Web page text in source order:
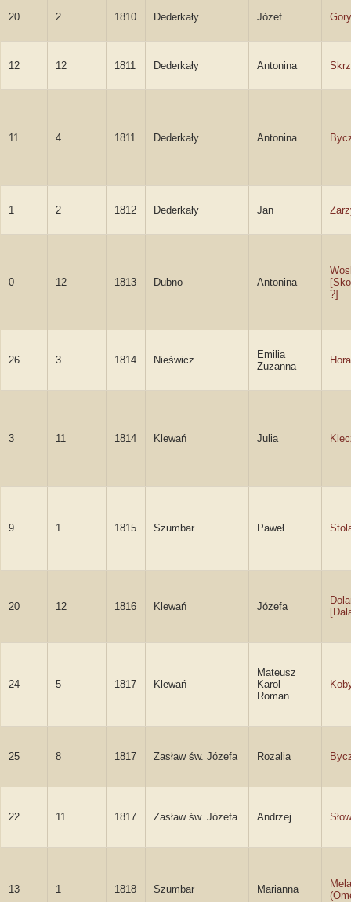
20 2 1810 Dederkały Józef
12 12 1811 Dederkały Antonina
11 4 1811 Dederkały Antonina
1 2 1812 Dederkały Jan
0 12 1813 Dubno Antonina
?]
26 3 1814 Nieświcz
Emilia
Zuzanna
3 11 1814 Klewań Julia
9 1 1815 Szumbar Paweł
20 12 1816 Klewań Józefa
24 5 1817 Klewań
Mateusz
Karol
Roman
25 8 1817 Zasław św. Józefa Rozalia
22 11 1817 Zasław św. Józefa Andrzej
13 1 1818 Szumbar Marianna